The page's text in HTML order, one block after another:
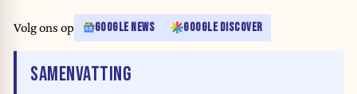
Volg ons op GOOGLE NEWS GOOGLE DISCOVER
SAMENVATTING